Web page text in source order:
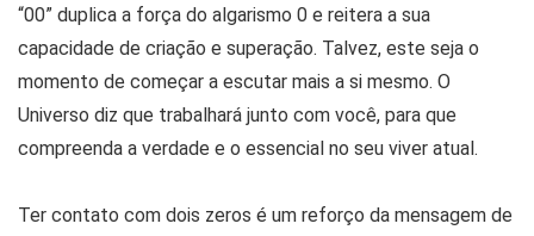
“00” duplica a força do algarismo 0 e reitera a sua
capacidade de criação e superação. Talvez, este seja o
momento de começar a escutar mais a si mesmo. O
Universo diz que trabalhará junto com você, para que
compreenda a verdade e o essencial no seu viver atual.
Ter contato com dois zeros é um reforço da mensagem de